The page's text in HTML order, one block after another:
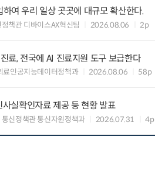
여 우리 일상 곳곳에 대규모 확산한다.
책관 디바이스AX혁신팀 2026.08.06 2p
료, 전국에 AI 진료지원 도구 보급한다
료인공지능데이터정책과 2026.08.06 58p
실확인자료 제공 등 현황 발표
신정책관 통신자원정책과 2026.07.31 4p